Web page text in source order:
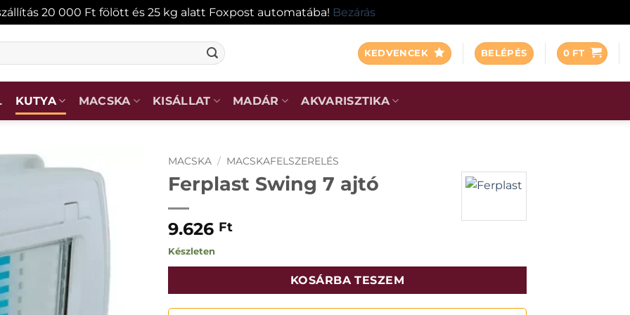
20 000 Ft fölött és 25 kg alatt Foxpost automatába! Bezárás
KEDVENCEK BELÉPÉS 0 FT
KUTYA MACSKA KISÁLLAT MADÁR AKVARISZTIKA
KEDVENCEKHEZ
MACSKA / MACSKAFELSZERELÉS
Ferplast Swing 7 ajtó
9.626 Ft
Készleten
KOSÁRBA TESZEM